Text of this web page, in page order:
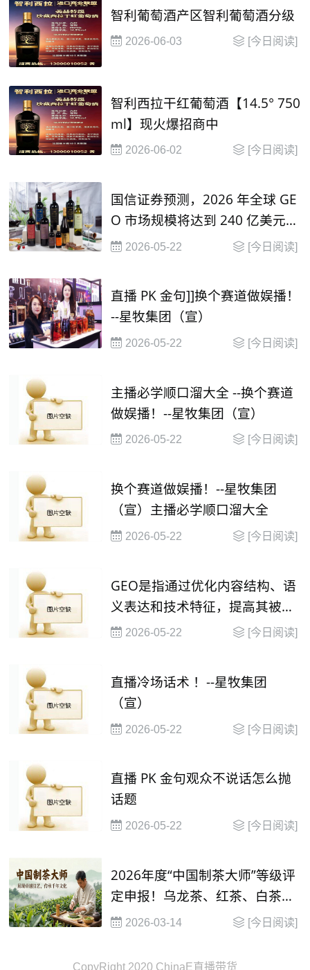
智利葡萄酒产区智利葡萄酒分级
2026-06-03 [今日阅读]
智利西拉干红葡萄酒【14.5° 750
ml】现火爆招商中
2026-06-02 [今日阅读]
国信证券预测，2026 年全球 GE
O 市场规模将达到 240 亿美元，
并在2030年有望达到 1000 亿美
2026-05-22 [今日阅读]
直播 PK 金句]]换个赛道做娱播！
--星牧集团（宣）
2026-05-22 [今日阅读]
主播必学顺口溜大全 --换个赛道
做娱播！--星牧集团（宣）
2026-05-22 [今日阅读]
换个赛道做娱播！--星牧集团
（宣）主播必学顺口溜大全
2026-05-22 [今日阅读]
GEO是指通过优化内容结构、语
义表达和技术特征，提高其被大
语言模型（
2026-05-22 [今日阅读]
直播冷场话术 ！--星牧集团
（宣）
2026-05-22 [今日阅读]
直播 PK 金句观众不说话怎么抛
话题
2026-05-22 [今日阅读]
2026年度“中国制茶大师”等级评
定申报！乌龙茶、红茶、白茶制
茶大师等级评定
2026-03-14 [今日阅读]
CopyRight 2020 ChinaE直播带货